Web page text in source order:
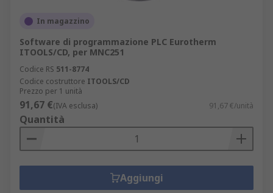
In magazzino
Software di programmazione PLC Eurotherm
ITOOLS/CD, per MNC251
Codice RS 511-8774
Codice costruttore ITOOLS/CD
Prezzo per 1 unità
91,67 €(IVA esclusa) 91,67 €/unità
Quantità
Aggiungi